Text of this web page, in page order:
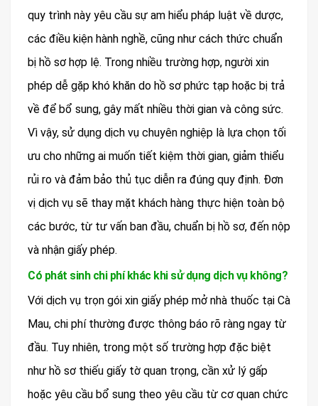
quy trình này yêu cầu sự am hiểu pháp luật về dược,
các điều kiện hành nghề, cũng như cách thức chuẩn
bị hồ sơ hợp lệ. Trong nhiều trường hợp, người xin
phép dễ gặp khó khăn do hồ sơ phức tạp hoặc bị trả
về để bổ sung, gây mất nhiều thời gian và công sức.
Vì vậy, sử dụng dịch vụ chuyên nghiệp là lựa chọn tối
ưu cho những ai muốn tiết kiệm thời gian, giảm thiểu
rủi ro và đảm bảo thủ tục diễn ra đúng quy định. Đơn
vị dịch vụ sẽ thay mặt khách hàng thực hiện toàn bộ
các bước, từ tư vấn ban đầu, chuẩn bị hồ sơ, đến nộp
và nhận giấy phép.
Có phát sinh chi phí khác khi sử dụng dịch vụ không?
Với dịch vụ trọn gói xin giấy phép mở nhà thuốc tại Cà
Mau, chi phí thường được thông báo rõ ràng ngay từ
đầu. Tuy nhiên, trong một số trường hợp đặc biệt
như hồ sơ thiếu giấy tờ quan trọng, cần xử lý gấp
hoặc yêu cầu bổ sung theo yêu cầu từ cơ quan chức